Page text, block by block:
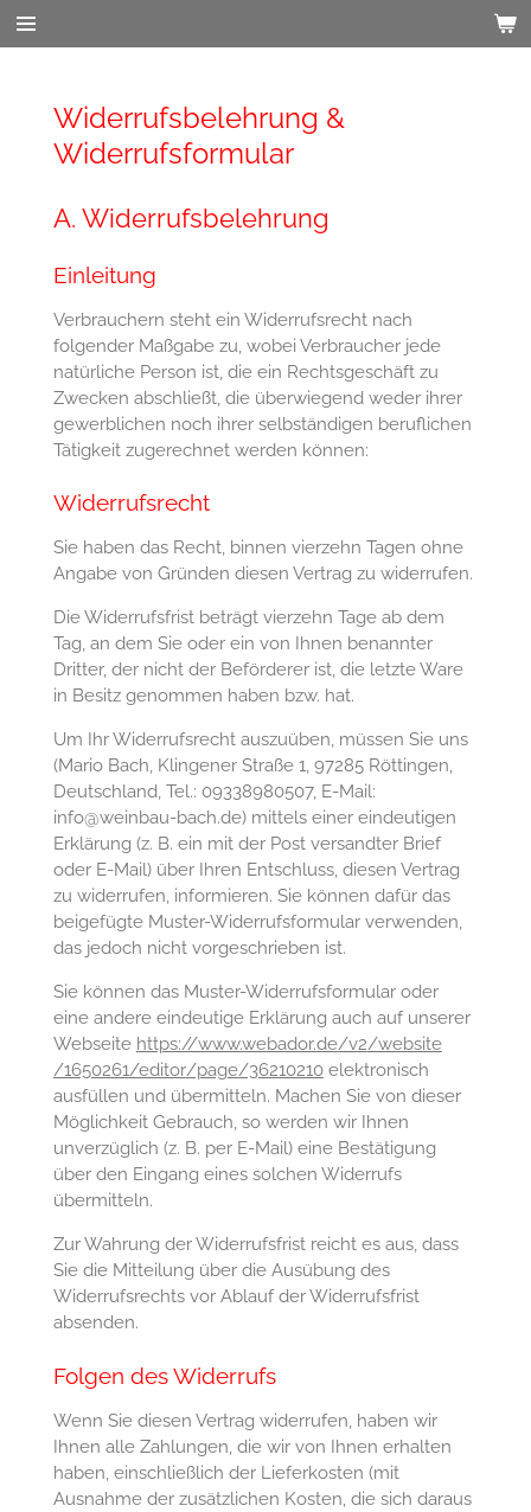
Zum
Hauptinhalt
Widerrufsbelehrung &
Widerrufsformular
A. Widerrufsbelehrung
Einleitung
Verbrauchern steht ein Widerrufsrecht nach
folgender Maßgabe zu, wobei Verbraucher jede
natürliche Person ist, die ein Rechtsgeschäft zu
Zwecken abschließt, die überwiegend weder ihrer
gewerblichen noch ihrer selbständigen beruflichen
Tätigkeit zugerechnet werden können:
Widerrufsrecht
Sie haben das Recht, binnen vierzehn Tagen ohne
Angabe von Gründen diesen Vertrag zu widerrufen.
Die Widerrufsfrist beträgt vierzehn Tage ab dem
Tag, an dem Sie oder ein von Ihnen benannter
Dritter, der nicht der Beförderer ist, die letzte Ware
in Besitz genommen haben bzw. hat.
Um Ihr Widerrufsrecht auszuüben, müssen Sie uns
(Mario Bach, Klingener Straße 1, 97285 Röttingen,
Deutschland, Tel.: 09338980507, E-Mail:
info@weinbau-bach.de) mittels einer eindeutigen
Erklärung (z. B. ein mit der Post versandter Brief
oder E-Mail) über Ihren Entschluss, diesen Vertrag
zu widerrufen, informieren. Sie können dafür das
beigefügte Muster-Widerrufsformular verwenden,
das jedoch nicht vorgeschrieben ist.
Sie können das Muster-Widerrufsformular oder
eine andere eindeutige Erklärung auch auf unserer
Webseite https://www.webador.de/v2/website
/1650261/editor/page/36210210elektronisch
ausfüllen und übermitteln. Machen Sie von dieser
Möglichkeit Gebrauch, so werden wir Ihnen
unverzüglich (z. B. per E-Mail) eine Bestätigung
über den Eingang eines solchen Widerrufs
übermitteln.
Zur Wahrung der Widerrufsfrist reicht es aus, dass
Sie die Mitteilung über die Ausübung des
Widerrufsrechts vor Ablauf der Widerrufsfrist
absenden.
Folgen des Widerrufs
Wenn Sie diesen Vertrag widerrufen, haben wir
Ihnen alle Zahlungen, die wir von Ihnen erhalten
haben, einschließlich der Lieferkosten (mit
Ausnahme der zusätzlichen Kosten, die sich daraus